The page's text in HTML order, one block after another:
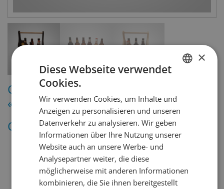
Cider – so viel mehr als nur
«Apfelgetränk»
CHF
0.00
inkl. MWST
FRENCH
×
Diese Webseite verwendet
Cookies.
Wir verwenden Cookies, um Inhalte und
Anzeigen zu personalisieren und unseren
Datenverkehr zu analysieren. Wir geben
Informationen über Ihre Nutzung unserer
Website auch an unsere Werbe- und
Analysepartner weiter, die diese
möglicherweise mit anderen Informationen
kombinieren, die Sie ihnen bereitgestellt